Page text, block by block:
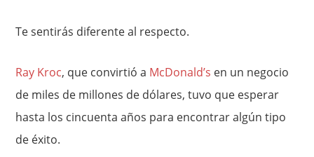
Te sentirás diferente al respecto.
Ray Kroc, que convirtió a McDonald’s en un negocio
de miles de millones de dólares, tuvo que esperar
hasta los cincuenta años para encontrar algún tipo
de éxito.